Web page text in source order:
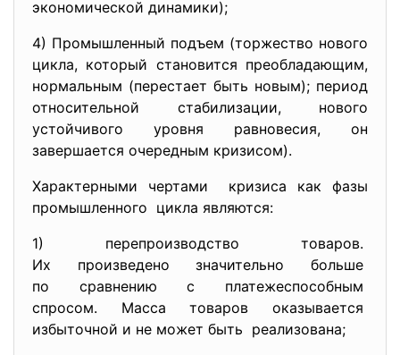
экономической динамики);
4) Промышленный подъем (торжество нового
цикла, который становится преобладающим,
нормальным (перестает быть новым); период
относительной стабилизации, нового
устойчивого уровня равновесия, он
завершается очередным кризисом).
Характерными чертами кризиса как фазы
промышленного цикла являются:
1) перепроизводство товаров.
Их произведено значительно больше
по сравнению с платежеспособным
спросом. Масса товаров оказывается
избыточной и не может быть реализована;